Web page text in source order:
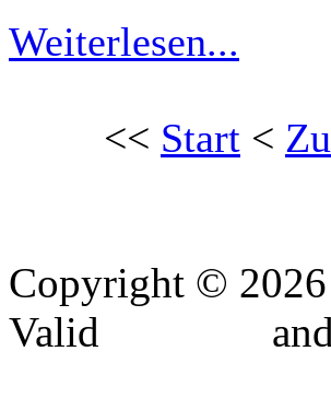
Weiterlesen...
<< Start <
Copyright © 2026
Valid
and